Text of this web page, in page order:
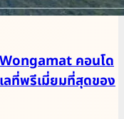
คอนโด
ลที่พรีเมี่ยมที่สุดของ